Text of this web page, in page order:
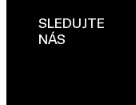
SLEDUJTE
NÁS